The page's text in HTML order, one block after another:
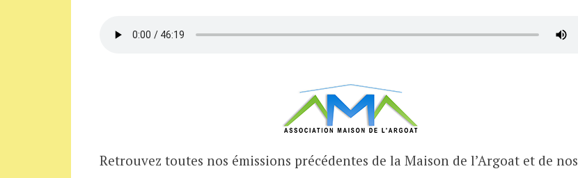
Retrouvez toutes nos émissions précédentes de la Maison de l’Argoat et de nos